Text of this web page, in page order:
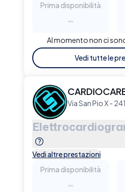
Prima disponibilità
-
Al momento non ci
Vedi tutte le
Via San Pio X -
Vedi altre prestazioni
Prima disponibilità
-